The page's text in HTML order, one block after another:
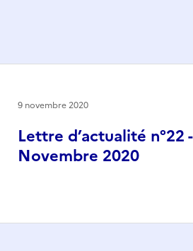
Lettre d’actualité n°22 -
Novembre 2020
9 novembre 2020